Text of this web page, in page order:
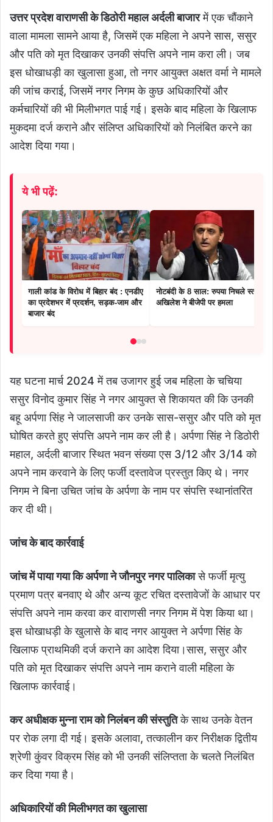
उत्तर प्रदेश वाराणसी के डिठोरी महाल अर्दली बाजारमें एक चौंकाने
वाला मामला सामने आया है, जिसमें एक महिला ने अपने सास, ससुर
और पति को मृत दिखाकर उनकी संपत्ति अपने नाम करा ली। जब
इस धोखाधड़ी का खुलासा हुआ, तो नगर आयुक्त अक्षत वर्मा ने मामले
की जांच कराई, जिसमें नगर निगम के कुछ अधिकारियों और
कर्मचारियों की भी मिलीभगत पाई गई। इसके बाद महिला के खिलाफ
मुकदमा दर्ज कराने और संलिप्त अधिकारियों को निलंबित करने का
आदेश दिया गया।
ये भी पढ़ें:
गाली कांड के विरोध में बिहार बंद : एनडीए
का प्रदेशभर में प्रदर्शन, सड़क-जाम और
बाजार बंद
नोटबंदी के 8 साल: रुपया निचले स्तर पर,
अखिलेश ने बीजेपी पर हमला
यह घटना मार्च 2024 में तब उजागर हुई जब महिला के चचिया
ससुर विनोद कुमार सिंह ने नगर आयुक्त से शिकायत की कि उनकी
बहू अर्पणा सिंह ने जालसाजी कर उनके सास-ससुर और पति को मृत
घोषित करते हुए संपत्ति अपने नाम कर ली है। अर्पणा सिंह ने डिठोरी
महाल, अर्दली बाजार स्थित भवन संख्या एस 3/12 और 3/14 को
अपने नाम करवाने के लिए फर्जी दस्तावेज प्रस्तुत किए थे। नगर
निगम ने बिना उचित जांच के अर्पणा के नाम पर संपत्ति स्थानांतरित
कर दी थी।
जांच के बाद कार्रवाई
जांच में पाया गया कि अर्पणा ने जौनपुर नगर पालिकासे फर्जी मृत्यु
प्रमाण पत्र बनवाए थे और अन्य कूट रचित दस्तावेजों के आधार पर
संपत्ति अपने नाम करवा कर वाराणसी नगर निगम में पेश किया था।
इस धोखाधड़ी के खुलासे के बाद नगर आयुक्त ने अर्पणा सिंह के
खिलाफ प्राथमिकी दर्ज कराने का आदेश दिया।सास, ससुर और
पति को मृत दिखाकर संपत्ति अपने नाम कराने वाली महिला के
खिलाफ कार्रवाई।
कर अधीक्षक मुन्ना राम को निलंबन की संस्तुतिके साथ उनके वेतन
पर रोक लगा दी गई। इसके अलावा, तत्कालीन कर निरीक्षक द्वितीय
श्रेणी कुंवर विक्रम सिंहको भी उनकी संलिप्तता के चलते निलंबित
कर दिया गया है।
अधिकारियों की मिलीभगत का खुलासा